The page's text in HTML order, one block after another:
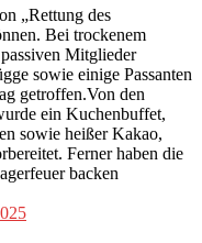
„Rettung des
Bei trockenem
Mitglieder
sowie einige Passanten
getroffen.Von den
ein Kuchenbuffet,
sowie heißer Kakao,
Ferner haben die
backen